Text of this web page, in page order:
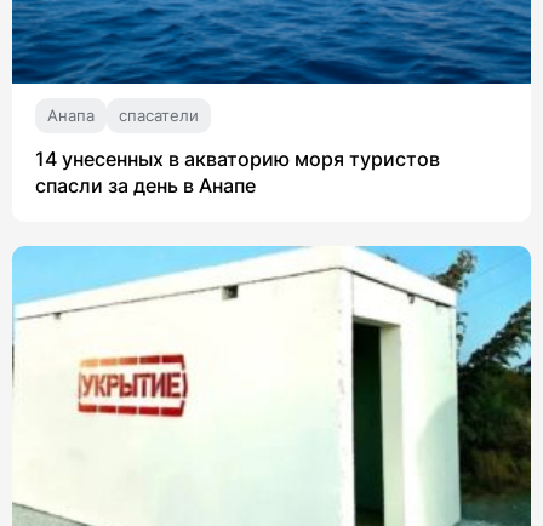
Анапа спасатели
14 унесенных в акваторию моря туристов
спасли за день в Анапе